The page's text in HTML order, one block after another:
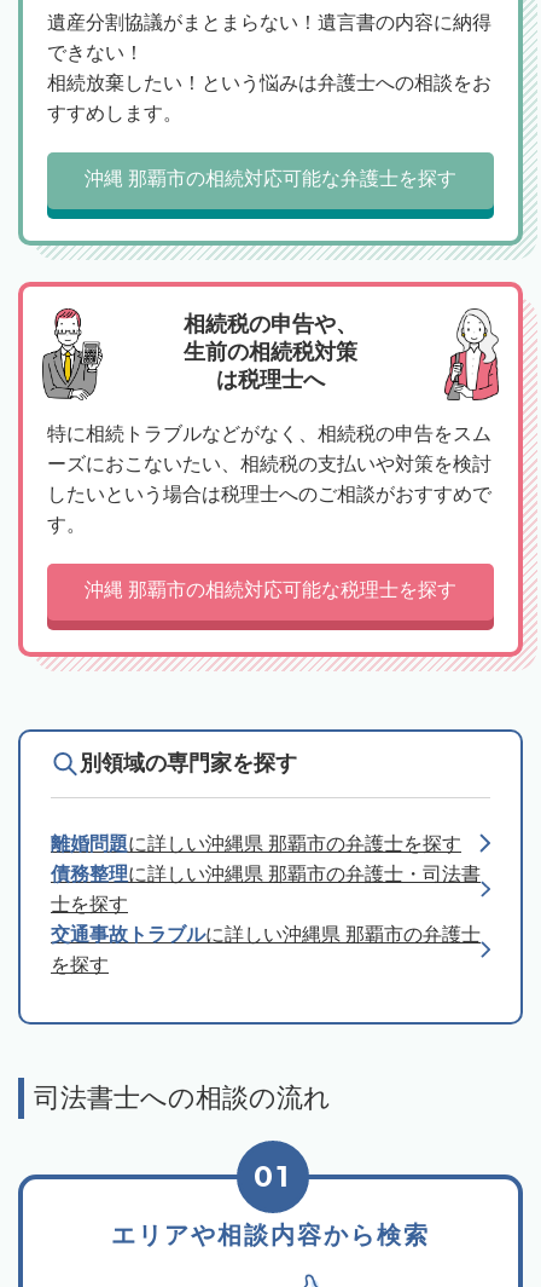
遺産分割協議がまとまらない！遺言書の内容に納得
できない！
相続放棄したい！という悩みは弁護士への相談をお
すすめします。
沖縄 那覇市の相続対応可能な弁護士を探す
相続税の申告や、
生前の相続税対策
は税理士へ
特に相続トラブルなどがなく、相続税の申告をスム
ーズにおこないたい、相続税の支払いや対策を検討
したいという場合は税理士へのご相談がおすすめで
す。
沖縄 那覇市の相続対応可能な税理士を探す
別領域の専門家を探す
離婚問題に詳しい沖縄県 那覇市の弁護士を探す
債務整理に詳しい沖縄県 那覇市の弁護士・司法書
士を探す
交通事故トラブルに詳しい沖縄県 那覇市の弁護士
を探す
司法書士への相談の流れ
エリアや相談内容から検索
01